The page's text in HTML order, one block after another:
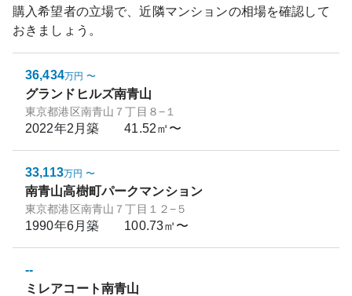
購入希望者の立場で、近隣マンションの相場を確認して
おきましょう。
36,434万円 〜
グランドヒルズ南青山
東京都港区南青山７丁目８−１
2022年2月築 41.52㎡〜
33,113万円 〜
南青山高樹町パークマンション
東京都港区南青山７丁目１２−５
1990年6月築 100.73㎡〜
--
ミレアコート南青山